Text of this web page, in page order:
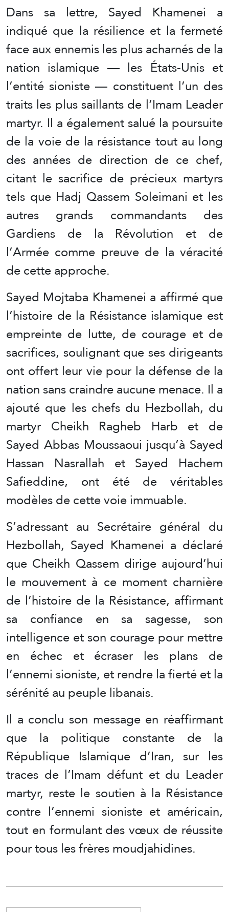
Dans sa lettre, Sayed Khamenei a
indiqué que la résilience et la fermeté
face aux ennemis les plus acharnés de la
nation islamique — les États-Unis et
l’entité sioniste — constituent l’un des
traits les plus saillants de l’Imam Leader
martyr. Il a également salué la poursuite
de la voie de la résistance tout au long
des années de direction de ce chef,
citant le sacrifice de précieux martyrs
tels que Hadj Qassem Soleimani et les
autres grands commandants des
Gardiens de la Révolution et de
l’Armée comme preuve de la véracité
de cette approche.
Sayed Mojtaba Khamenei a affirmé que
l’histoire de la Résistance islamique est
empreinte de lutte, de courage et de
sacrifices, soulignant que ses dirigeants
ont offert leur vie pour la défense de la
nation sans craindre aucune menace. Il a
ajouté que les chefs du Hezbollah, du
martyr Cheikh Ragheb Harb et de
Sayed Abbas Moussaoui jusqu’à Sayed
Hassan Nasrallah et Sayed Hachem
Safieddine, ont été de véritables
modèles de cette voie immuable.
S’adressant au Secrétaire général du
Hezbollah, Sayed Khamenei a déclaré
que Cheikh Qassem dirige aujourd’hui
le mouvement à ce moment charnière
de l’histoire de la Résistance, affirmant
sa confiance en sa sagesse, son
intelligence et son courage pour mettre
en échec et écraser les plans de
l’ennemi sioniste, et rendre la fierté et la
sérénité au peuple libanais.
Il a conclu son message en réaffirmant
que la politique constante de la
République Islamique d’Iran, sur les
traces de l’Imam défunt et du Leader
martyr, reste le soutien à la Résistance
contre l’ennemi sioniste et américain,
tout en formulant des vœux de réussite
pour tous les frères moudjahidines.